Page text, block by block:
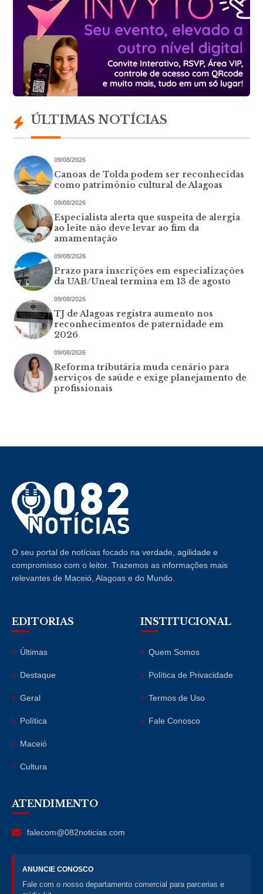
ÚLTIMAS NOTÍCIAS
09/08/2026
Canoas de Tolda podem ser reconhecidas
como patrimônio cultural de Alagoas
09/08/2026
Especialista alerta que suspeita de alergia
ao leite não deve levar ao fim da
amamentação
09/08/2026
Prazo para inscrições em especializações
da UAB/Uneal termina em 13 de agosto
09/08/2026
TJ de Alagoas registra aumento nos
reconhecimentos de paternidade em
2026
09/08/2026
Reforma tributária muda cenário para
serviços de saúde e exige planejamento de
profissionais
O seu portal de notícias focado na verdade, agilidade e
compromisso com o leitor. Trazemos as informações mais
relevantes de Maceió, Alagoas e do Mundo.
EDITORIAS
Últimas
Destaque
Geral
Política
Maceió
Cultura
INSTITUCIONAL
Quem Somos
Política de Privacidade
Termos de Uso
Fale Conosco
ATENDIMENTO
falecom@082noticias.com
ANUNCIE CONOSCO
Fale com o nosso departamento comercial para parcerias e